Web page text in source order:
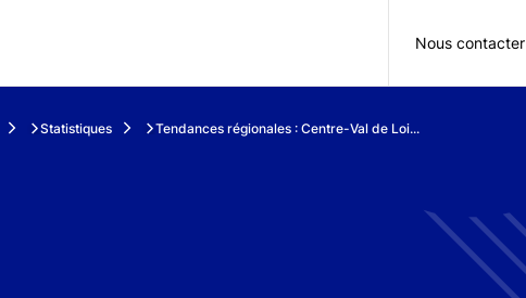
Nous contacter
Statistiques Tendances régionales : Centre-Val de Loi...